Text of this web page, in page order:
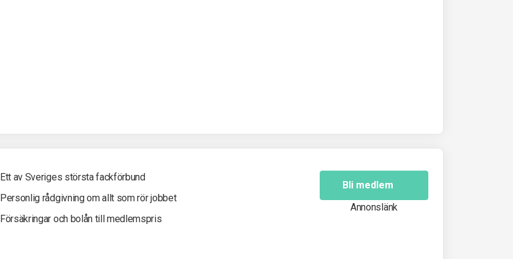
Ett av Sveriges största fackförbund
Personlig rådgivning om allt som rör jobbet
Försäkringar och bolån till medlemspris
Bli medlem
Annonslänk